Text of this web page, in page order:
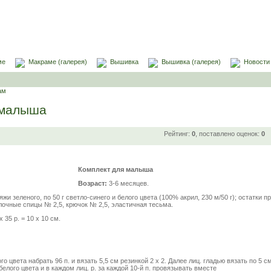
Макраме (галерея) Вышивка Вышивка (галерея) Новости
Рейтинг: 0 , поставлено оценок: 0
Комплект для малыша
Возраст: 3-6 месяцев.
зеленого, по 50 г светло-синего и белого цвета (100% акрил, 230 м/50 г); остатки
спицы № 2,5, крючок № 2,5, эластичная тесьма.
35 р. = 10 x 10 см.
цвета набрать 96 п. и вязать 5,5 см резинкой 2 x 2. Далее лиц. гладью вязать по 5
цвета и в каждом лиц. р. за каждой 10-й п. провязывать вместе